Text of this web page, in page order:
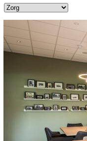
Toepassen